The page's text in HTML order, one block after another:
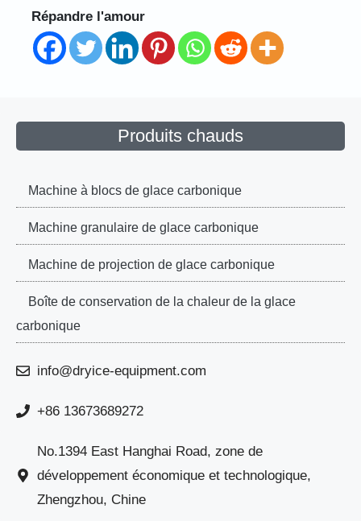
Répandre l'amour
Produits chauds
Machine à blocs de glace carbonique
Machine granulaire de glace carbonique
Machine de projection de glace carbonique
Boîte de conservation de la chaleur de la glace
carbonique
info@dryice-equipment.com
+86 13673689272
No.1394 East Hanghai Road, zone de
développement économique et technologique,
Zhengzhou, Chine